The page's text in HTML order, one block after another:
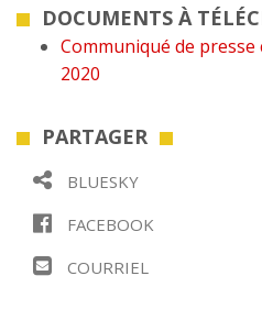
DOCUMENTS À
Communiqué de
2020
PARTAGER
BLUESKY
FACEBOOK
COURRIEL